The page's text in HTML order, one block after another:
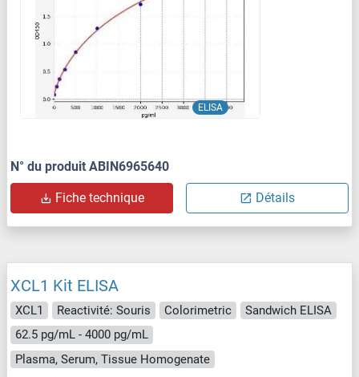
ELISA
N° du produit ABIN6965640
Fiche technique Détails
XCL1 Kit ELISA
XCL1 Reactivité: Souris Colorimetric
Sandwich ELISA
62.5 pg/mL - 4000 pg/mL
Plasma, Serum, Tissue Homogenate